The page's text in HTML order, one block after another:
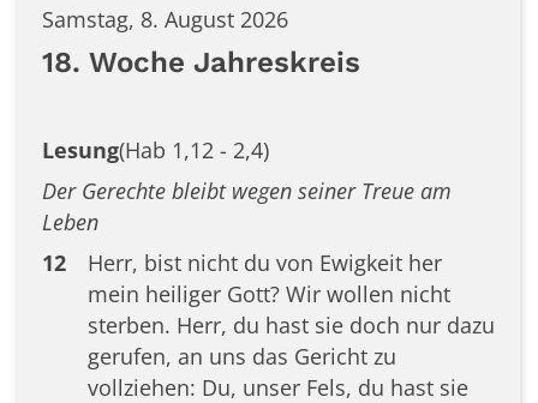
Samstag, 8. August 2026
18. Woche Jahreskreis
Lesung(Hab 1,12 - 2,4)
Der Gerechte bleibt wegen seiner Treue am
Leben
12
Herr, bist nicht du von Ewigkeit her
mein heiliger Gott? Wir wollen nicht
sterben. Herr, du hast sie doch nur dazu
gerufen, an uns das Gericht zu
vollziehen: Du, unser Fels, du hast sie